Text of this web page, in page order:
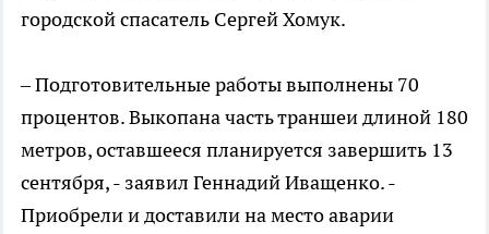
городской спасатель Сергей Хомук.
– Подготовительные работы выполнены 70
процентов. Выкопана часть траншеи длиной 180
метров, оставшееся планируется завершить 13
сентября, - заявил Геннадий Иващенко. -
Приобрели и доставили на место аварии